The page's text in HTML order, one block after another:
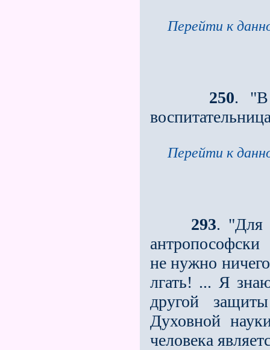
Перейти к
250. "В
Перейти к
293. "Для
не нужно
лгать! ... Я
другой
Духовной
человека